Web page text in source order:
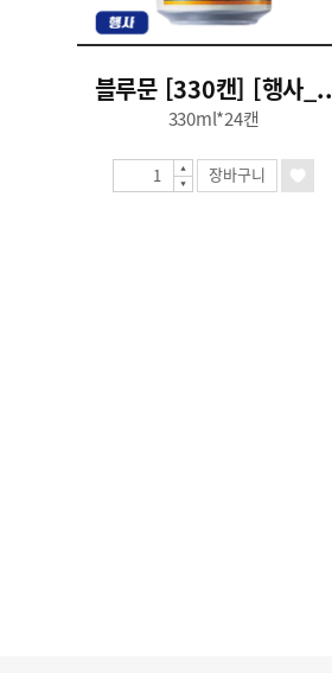
블루문 [330캔] [행사_..
330ml*24캔
장바구니